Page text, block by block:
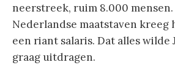
neerstreek, ruim 8.000 mensen.
Nederlandse maatstaven kreeg
een riant salaris. Dat alles wilde
graag uitdragen.